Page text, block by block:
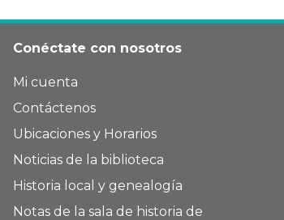
Conéctate con nosotros
Mi cuenta
Contáctenos
Ubicaciones y Horarios
Noticias de la biblioteca
Historia local y genealogía
Notas de la sala de historia de